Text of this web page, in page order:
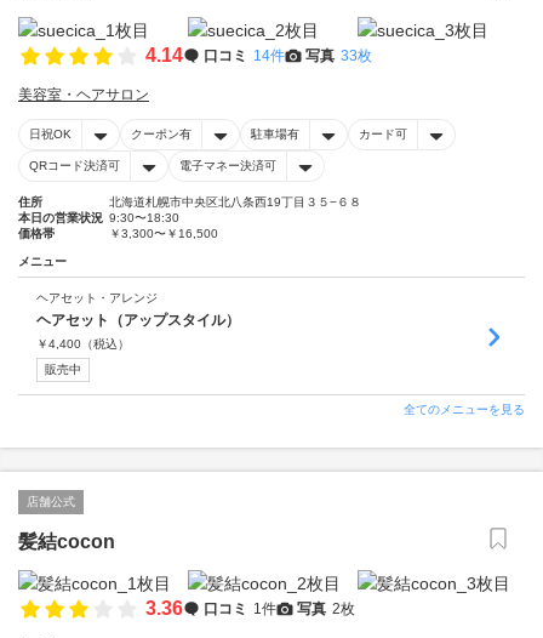
4.14 口コミ 14件 写真 33枚
美容室・ヘアサロン
日祝OK クーポン有 駐車場有 カード可
QRコード決済可 電子マネー決済可
住所
北海道札幌市中央区北八条西19丁目３５−６８
本日の営業状況 9:30〜18:30
価格帯
￥3,300〜￥16,500
メニュー
ヘアセット・アレンジ
ヘアセット（アップスタイル）
￥4,400 （税込）
販売中
全てのメニューを見る
店舗公式
髪結cocon
3.36 口コミ 1件 写真 2枚